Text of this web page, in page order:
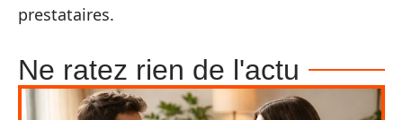
prestataires.
Ne ratez rien de l'actu